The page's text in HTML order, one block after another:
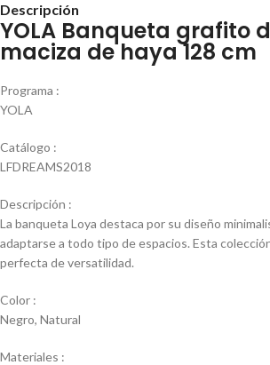
Descripción
YOLA Banqueta grafito
maciza de haya 128 cm
Programa :
YOLA
Catálogo :
LFDREAMS2018
Descripción :
La banqueta Loya destaca por su diseño
adaptarse a todo tipo de espacios. Esta
perfecta de versatilidad.
Color :
Negro, Natural
Materiales :